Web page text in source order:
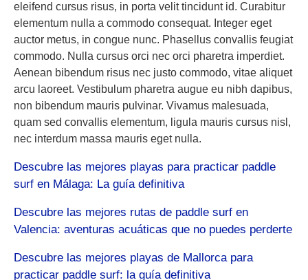
eleifend cursus risus, in porta velit tincidunt id. Curabitur
elementum nulla a commodo consequat. Integer eget
auctor metus, in congue nunc. Phasellus convallis feugiat
commodo. Nulla cursus orci nec orci pharetra imperdiet.
Aenean bibendum risus nec justo commodo, vitae aliquet
arcu laoreet. Vestibulum pharetra augue eu nibh dapibus,
non bibendum mauris pulvinar. Vivamus malesuada,
quam sed convallis elementum, ligula mauris cursus nisl,
nec interdum massa mauris eget nulla.
Descubre las mejores playas para practicar paddle
surf en Málaga: La guía definitiva
Descubre las mejores rutas de paddle surf en
Valencia: aventuras acuáticas que no puedes perderte
Descubre las mejores playas de Mallorca para
practicar paddle surf: la guía definitiva